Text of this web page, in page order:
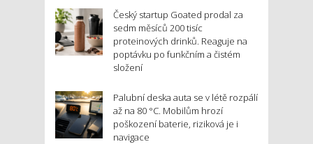
Český startup Goated prodal za
sedm měsíců 200 tisíc
proteinových drinků. Reaguje na
poptávku po funkčním a čistém
složení
Palubní deska auta se v létě rozpálí
až na 80 °C. Mobilům hrozí
poškození baterie, riziková je i
navigace